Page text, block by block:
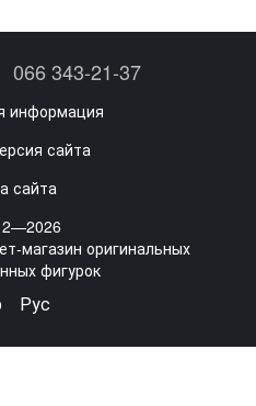
066 343-21-37
информация
сайта
сайта
магазин оригинальных
фигурок
Рус